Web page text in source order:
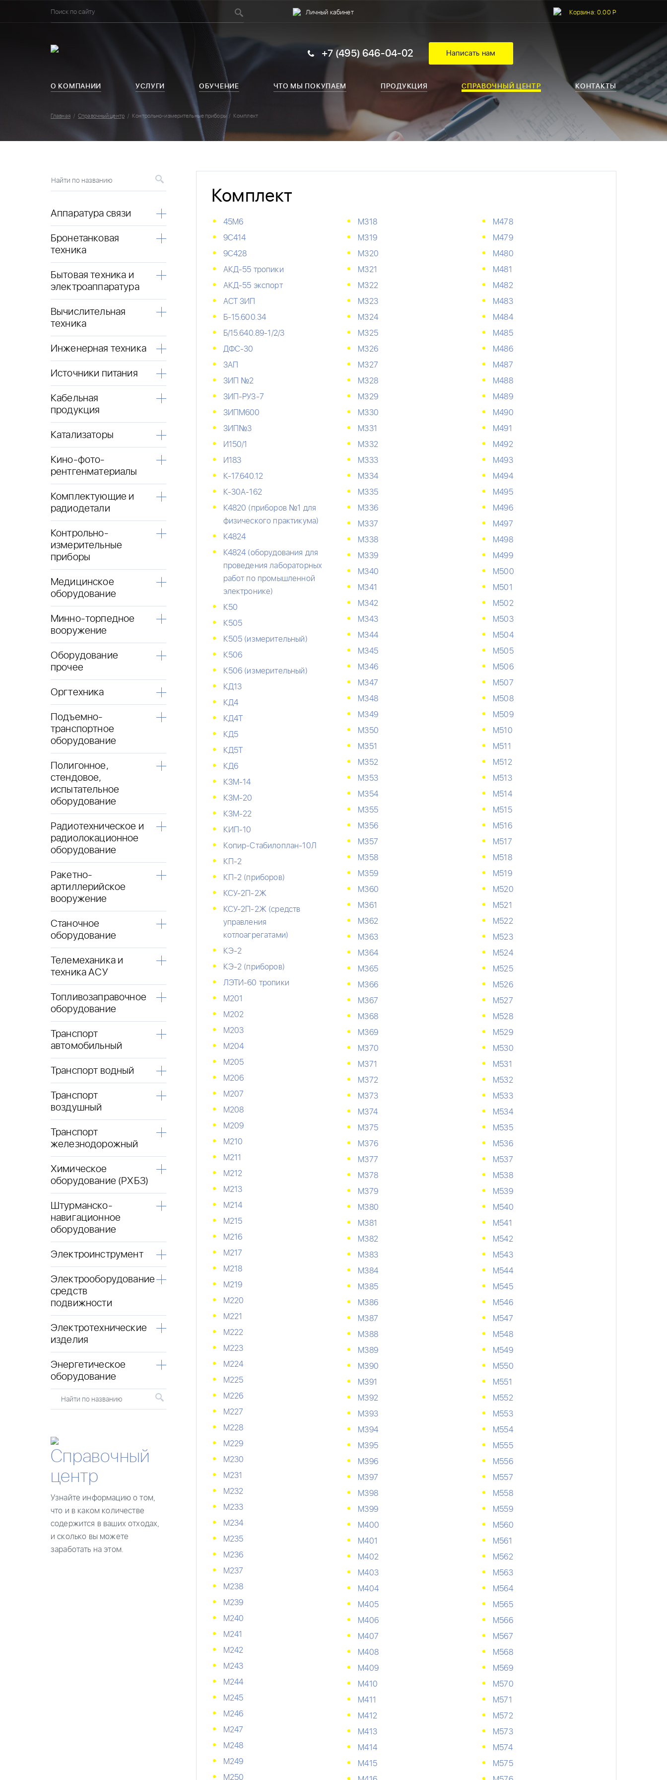
Личный кабинет Корзина: 0.00 Р
+7 (495) 646-04-02 Написать нам
О КОМПАНИИ УСЛУГИ ОБУЧЕНИЕ ЧТО МЫ ПОКУПАЕМ ПРОДУКЦИЯ СПРАВОЧНЫЙ ЦЕНТР КОНТАКТЫ
Главная Справочный центр Контрольно-измерительные приборы Комплект
Найти по названию
Аппаратура связи
Бронетанковая
техника
Бытовая техника и
электроаппаратура
Вычислительная
техника
Инженерная техника
Источники питания
Кабельная
продукция
Катализаторы
Кино-фото-
рентгенматериалы
Комплектующие и
радиодетали
Контрольно-
измерительные
приборы
Медицинское
оборудование
Минно-торпедное
вооружение
Оборудование
прочее
Оргтехника
Подъемно-
транспортное
оборудование
Полигонное,
стендовое,
испытательное
оборудование
Радиотехническое и
радиолокационное
оборудование
Ракетно-
артиллерийское
вооружение
Станочное
оборудование
Телемеханика и
техника АСУ
Топливозаправочное
оборудование
Транспорт
автомобильный
Транспорт водный
Транспорт
воздушный
Транспорт
железнодорожный
Химическое
оборудование (РХБЗ)
Штурманско-
навигационное
оборудование
Электроинструмент
Электрооборудование
средств
подвижности
Электротехнические
изделия
Энергетическое
оборудование
Найти по названию
Справочный
центр
Узнайте информацию о том,
что и в каком количестве
содержится в ваших отходах,
и сколько вы можете
заработать на этом.
Комплект
45М6
9С414
9С428
АКД-55 тропики
АКД-55 экспорт
АСТ ЗИП
Б-15.600.34
Б/15.640.89-1/2/3
ДФС-30
ЗАП
ЗИП №2
ЗИП-РУЗ-7
ЗИПМ600
ЗИП№3
И150/1
И183
К-17.640.12
К-30А-162
К4820 (приборов №1 для
физического практикума)
К4824
К4824 (оборудования для
проведения лабораторных
работ по промышленной
электронике)
К50
К505
К505 (измерительный)
К506
К506 (измерительный)
КД13
КД4
КД4Т
КД5
КД5Т
КД6
КЗМ-14
КЗМ-20
КЗМ-22
КИП-10
Копир-Стабилоплан-10Л
КП-2
КП-2 (приборов)
КСУ-2П-2Ж
КСУ-2П-2Ж (средств
управления
котлоагрегатами)
КЭ-2
КЭ-2 (приборов)
ЛЭТИ-60 тропики
М201
М202
М203
М204
М205
М206
М207
М208
М209
М210
М211
М212
М213
М214
М215
М216
М217
М218
М219
М220
М221
М222
М223
М224
М225
М226
М227
М228
М229
М230
М231
М232
М233
М234
М235
М236
М237
М238
М239
М240
М241
М242
М243
М244
М245
М246
М247
М248
М249
М318
М319
М320
М321
М322
М323
М324
М325
М326
М327
М328
М329
М330
М331
М332
М333
М334
М335
М336
М337
М338
М339
М340
М341
М342
М343
М344
М345
М346
М347
М348
М349
М350
М351
М352
М353
М354
М355
М356
М357
М358
М359
М360
М361
М362
М363
М364
М365
М366
М367
М368
М369
М370
М371
М372
М373
М374
М375
М376
М377
М378
М379
М380
М381
М382
М383
М384
М385
М386
М387
М388
М389
М390
М391
М392
М393
М394
М395
М396
М397
М398
М399
М400
М401
М402
М403
М404
М405
М406
М407
М408
М409
М410
М411
М412
М413
М414
М415
М478
М479
М480
М481
М482
М483
М484
М485
М486
М487
М488
М489
М490
М491
М492
М493
М494
М495
М496
М497
М498
М499
М500
М501
М502
М503
М504
М505
М506
М507
М508
М509
М510
М511
М512
М513
М514
М515
М516
М517
М518
М519
М520
М521
М522
М523
М524
М525
М526
М527
М528
М529
М530
М531
М532
М533
М534
М535
М536
М537
М538
М539
М540
М541
М542
М543
М544
М545
М546
М547
М548
М549
М550
М551
М552
М553
М554
М555
М556
М557
М558
М559
М560
М561
М562
М563
М564
М565
М566
М567
М568
М569
М570
М571
М572
М573
М574
М575